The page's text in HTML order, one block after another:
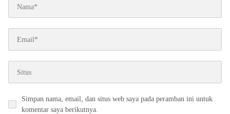
Simpan nama, email, dan situs web saya pada peramban ini untuk
komentar saya berikutnya.